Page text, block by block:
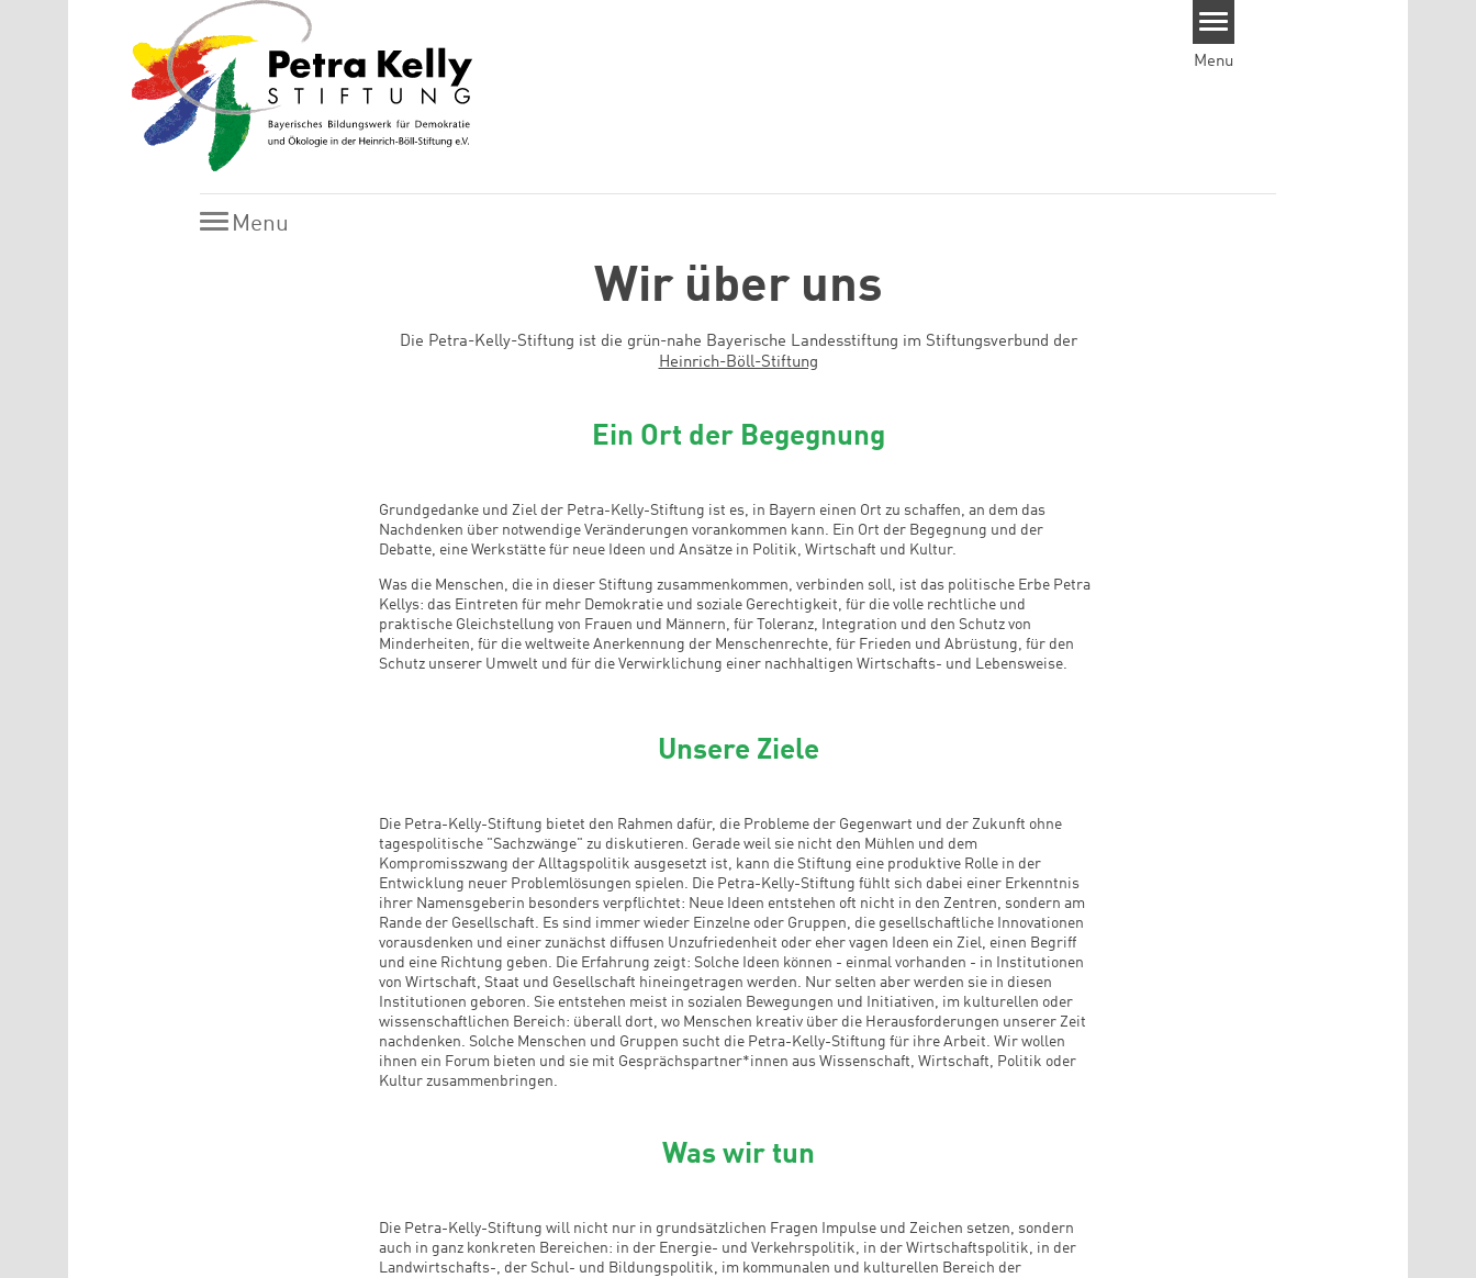
Menu
MenuMenu
Wir über uns
Die Petra-Kelly-Stiftung ist die grün-nahe Bayerische Landesstiftung im Stiftungsverbund der
Heinrich-Böll-Stiftung
Ein Ort der Begegnung
Grundgedanke und Ziel der Petra-Kelly-Stiftung ist es, in Bayern einen Ort zu schaffen, an dem das
Nachdenken über notwendige Veränderungen vorankommen kann. Ein Ort der Begegnung und der
Debatte, eine Werkstätte für neue Ideen und Ansätze in Politik, Wirtschaft und Kultur.
Was die Menschen, die in dieser Stiftung zusammenkommen, verbinden soll, ist das politische Erbe Petra
Kellys: das Eintreten für mehr Demokratie und soziale Gerechtigkeit, für die volle rechtliche und
praktische Gleichstellung von Frauen und Männern, für Toleranz, Integration und den Schutz von
Minderheiten, für die weltweite Anerkennung der Menschenrechte, für Frieden und Abrüstung, für den
Schutz unserer Umwelt und für die Verwirklichung einer nachhaltigen Wirtschafts- und Lebensweise.
Unsere Ziele
Die Petra-Kelly-Stiftung bietet den Rahmen dafür, die Probleme der Gegenwart und der Zukunft ohne
tagespolitische "Sachzwänge" zu diskutieren. Gerade weil sie nicht den Mühlen und dem
Kompromisszwang der Alltagspolitik ausgesetzt ist, kann die Stiftung eine produktive Rolle in der
Entwicklung neuer Problemlösungen spielen. Die Petra-Kelly-Stiftung fühlt sich dabei einer Erkenntnis
ihrer Namensgeberin besonders verpflichtet: Neue Ideen entstehen oft nicht in den Zentren, sondern am
Rande der Gesellschaft. Es sind immer wieder Einzelne oder Gruppen, die gesellschaftliche Innovationen
vorausdenken und einer zunächst diffusen Unzufriedenheit oder eher vagen Ideen ein Ziel, einen Begriff
und eine Richtung geben. Die Erfahrung zeigt: Solche Ideen können - einmal vorhanden - in Institutionen
von Wirtschaft, Staat und Gesellschaft hineingetragen werden. Nur selten aber werden sie in diesen
Institutionen geboren. Sie entstehen meist in sozialen Bewegungen und Initiativen, im kulturellen oder
wissenschaftlichen Bereich: überall dort, wo Menschen kreativ über die Herausforderungen unserer Zeit
nachdenken. Solche Menschen und Gruppen sucht die Petra-Kelly-Stiftung für ihre Arbeit. Wir wollen
ihnen ein Forum bieten und sie mit Gesprächspartner*innen aus Wissenschaft, Wirtschaft, Politik oder
Kultur zusammenbringen.
Was wir tun
Die Petra-Kelly-Stiftung will nicht nur in grundsätzlichen Fragen Impulse und Zeichen setzen, sondern
auch in ganz konkreten Bereichen: in der Energie- und Verkehrspolitik, in der Wirtschaftspolitik, in der
Landwirtschafts-, der Schul- und Bildungspolitik, im kommunalen und kulturellen Bereich der